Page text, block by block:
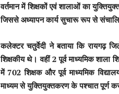
वर्तमान में शिक्षकों एवं शालाओं का
जिससे अध्यापन कार्य सुचारू रूप से
कलेक्टर चतुर्वेदी ने बताया कि रायगढ़
शिक्षकीय थे। वहीं 2 पूर्व माध्यमिक
में 702 शिक्षक और पूर्व माध्यमिक
माध्यम से युक्तियुक्तकरण के पश्चात पूर्ण